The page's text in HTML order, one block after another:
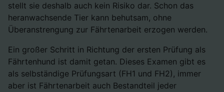
stellt sie deshalb auch kein Risiko dar. Schon das
heranwachsende Tier kann behutsam, ohne
Überanstrengung zur Fährtenarbeit erzogen werden.
Ein großer Schritt in Richtung der ersten Prüfung als
Fährtenhund ist damit getan. Dieses Examen gibt es
als selbständige Prüfungsart (FH1 und FH2), immer
aber ist Fährtenarbeit auch Bestandteil jeder